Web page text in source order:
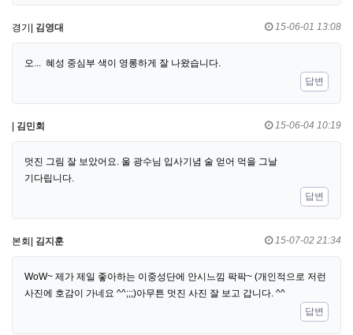
경기| 김영대 15-06-01 13:08
오... 혜성 중심부 색이 영롱하게 잘 나왔습니다.
답변
김민회 15-06-04 10:19
멋진 그림 잘 보았어요. 울 광수님 입사기념 술 얻어 먹을 그날
기다립니다.
답변
본회| 김지훈 15-07-02 21:34
WoW~ 제가 제일 좋아하는 이중성단에 안시느낌 팍팍~ (개인적으로 저런
사진에 호감이 가네요 ^^;;;)아무튼 멋진 사진 잘 보고 갑니다. ^^
답변